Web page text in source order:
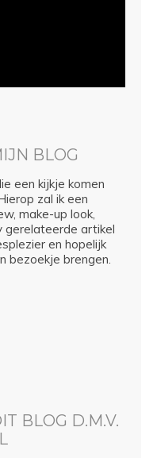
BLOG
een kijkje komen
zal ik een
make-up look,
gerelateerde artikel
en hopelijk
bezoekje brengen.
BLOG D.M.V.